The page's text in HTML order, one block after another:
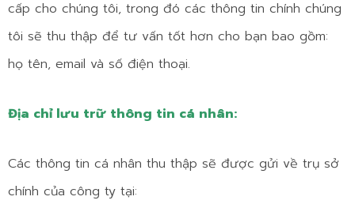
cấp cho chúng tôi, trong đó các thông tin chính chúng
tôi sẽ thu thập để tư vấn tốt hơn cho bạn bao gồm:
họ tên, email và số điện thoại.
Địa chỉ lưu trữ thông tin cá nhân:
Các thông tin cá nhân thu thập sẽ được gửi về trụ sở
chính của công ty tại: